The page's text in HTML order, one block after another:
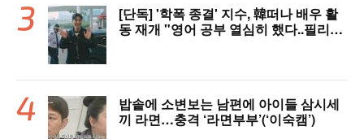
[단독] '학폭 종결' 지수, 韓떠나 배우 활
동 재개 "영어 공부 열심히 했다..필리핀
밥솥에 소변보는 남편에 아이들 삼시세
끼 라면…충격 ‘라면부부’(‘이숙캠’)